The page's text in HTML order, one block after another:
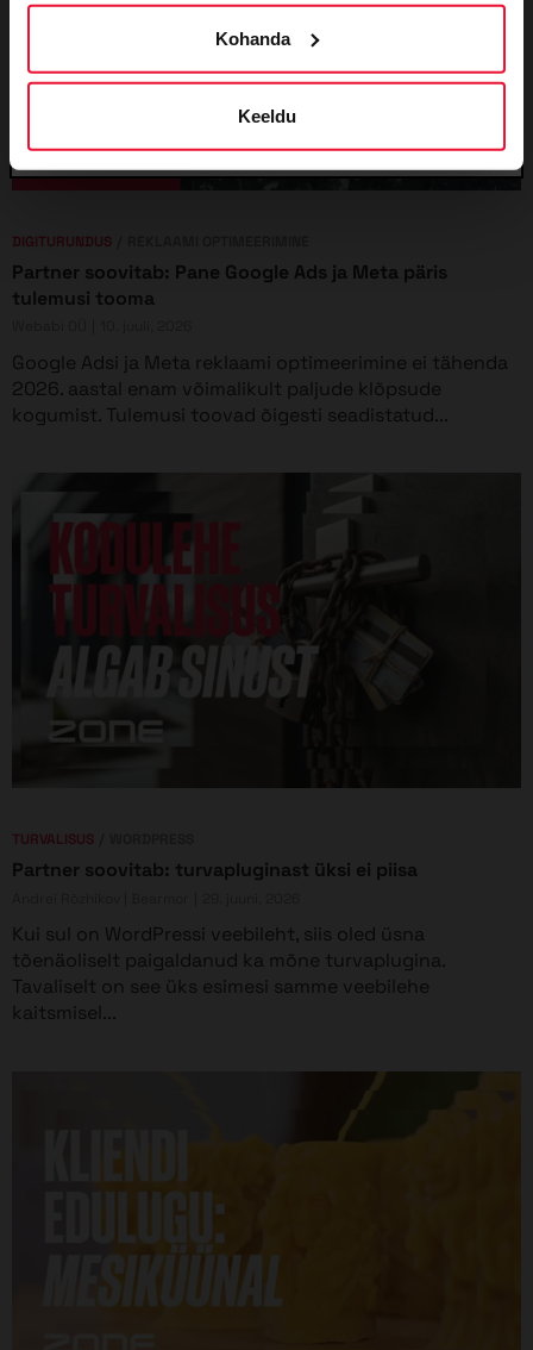
Kohanda
Keeldu
DIGITURUNDUS
Partner soovitab: Pane Google Ads ja Meta päris
tulemusi tooma
Google Adsi ja Meta reklaami optimeerimine ei tähenda
2026. aastal enam võimalikult paljude klõpsude
kogumist. Tulemusi toovad õigesti seadistatud...
TURVALISUS
Partner soovitab: turvapluginast üksi ei piisa
Kui sul on WordPressi veebileht, siis oled üsna
tõenäoliselt paigaldanud ka mõne turvaplugina.
Tavaliselt on see üks esimesi samme veebilehe
kaitsmisel...
Turundusest
Boonus- ja sooduskoodid